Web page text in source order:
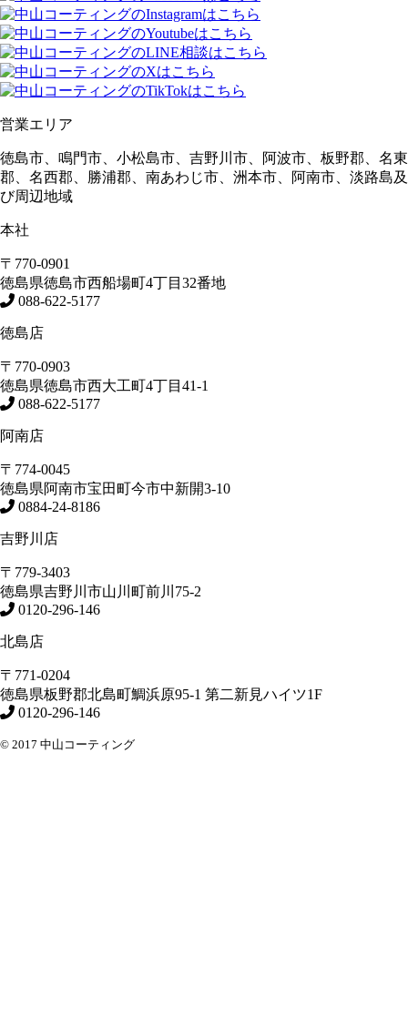
営業エリア
徳島市、鳴門市、小松島市、吉野川市、阿波市、板野郡、名東
郡、名西郡、勝浦郡、南あわじ市、洲本市、阿南市、淡路島及
び周辺地域
本社
〒770-0901
徳島県徳島市西船場町4丁目32番地
088-622-5177
徳島店
〒770-0903
徳島県徳島市西大工町4丁目41-1
088-622-5177
阿南店
〒774-0045
徳島県阿南市宝田町今市中新開3-10
0884-24-8186
吉野川店
〒779-3403
徳島県吉野川市山川町前川75-2
0120-296-146
北島店
〒771-0204
徳島県板野郡北島町鯛浜原95-1 第二新見ハイツ1F
0120-296-146
© 2017 中山コーティング